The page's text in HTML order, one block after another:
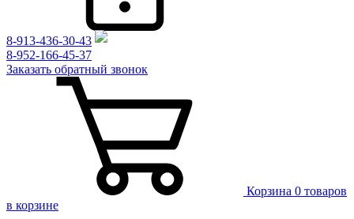
8-913-436-30-43
8-952-166-45-37
Заказать обратный звонок
Корзина 0 товаров
в корзине